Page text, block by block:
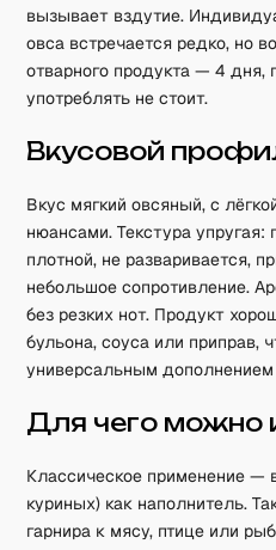
вызывает вздутие.
овса встречается редко, но
отварного продукта — 4 дня,
употреблять не стоит.
Вкусовой
Вкус мягкий овсяный, с
нюансами. Текстура упругая:
плотной, не разваривается,
небольшое сопротивление.
без резких нот. Продукт
бульона, соуса или приправ,
универсальным
Для чего можно
Классическое применение —
куриных) как наполнитель.
гарнира к мясу, птице или